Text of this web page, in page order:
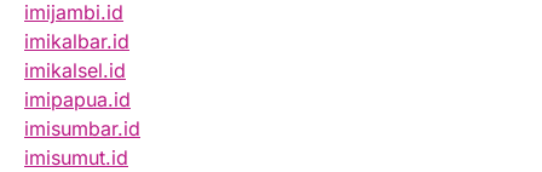
imijambi.id
imikalbar.id
imikalsel.id
imipapua.id
imisumbar.id
imisumut.id